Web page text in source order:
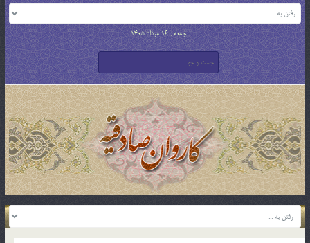
جمعه , 16 مرداد 1405